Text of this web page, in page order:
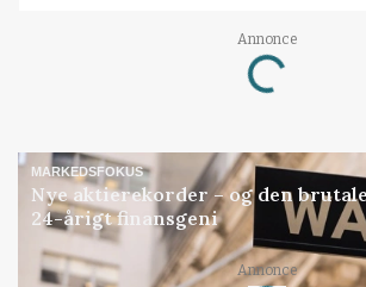
Annonce
Loading...
MARKEDSFOKUS
Nye aktierekorder – og den
24-årigt finansgeni
Annonce